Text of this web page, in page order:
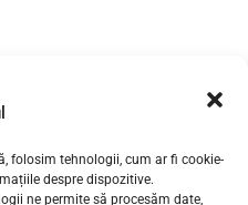
folosim tehnologii, cum ar fi cookie-
despre dispozitive.
ne permite să procesăm date,
la case si spatii
in regim de
teava si coloana de
si coloana de canalizare